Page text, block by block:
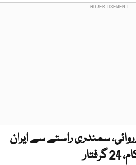
سمندری راستے سے ایران